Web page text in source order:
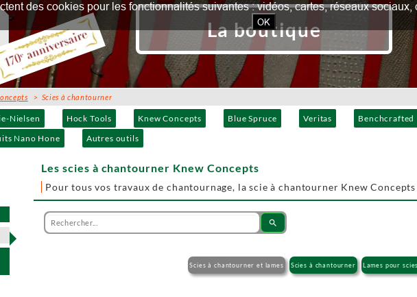
Nielsen Hock Tools Knew Concepts Blue Spruce Veritas Benchcrafted
Nano Hone Autres outils
La boutique
> Scies à chantourner
Les scies à chantourner Knew Concepts
Pour tous vos travaux de chantournage, la scie à chantourner Knew
search
Scies à chantourner et lames Scies à chantourner Lames pour
des cookies pour les fonctionnalités suivantes : vidéos, cartes, réseaux
OK